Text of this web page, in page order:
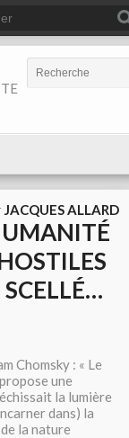
JACQUES ALLARD
Chomsky : « Le
une
la lumière
dans) la
la nature